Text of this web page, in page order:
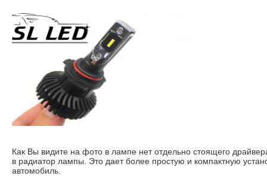
Как Вы видите на фото в лампе нет отдельно стоящего
в радиатор лампы. Это дает более простую и компактную
автомобиль.